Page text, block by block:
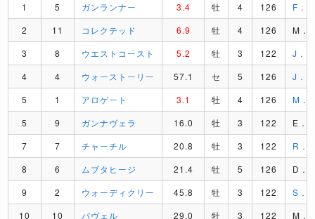
1 5 ガンランナー 3.4 牡 4 126
F．
2
11 コレクテッド 6.9 牡 4 126
M．
3
8 ウエストコースト 5.2 牡 3 122
J．
4
4 ウォーストーリー 57.1 セ 5 126
J．
5
1 アロゲート 3.1 牡 4 126
M．
5
9 ガンナヴェラ 16.0 牡 3 122
E．
7
7 チャーチル 20.8 牡 3 122
R．
8
6 ムブタヒージ 21.4 牡 5 126
D．
9
2 ウォーディクリー 45.8 牡 3 122
S．
10
10 パヴェル 29.0 牡 3 122 M．